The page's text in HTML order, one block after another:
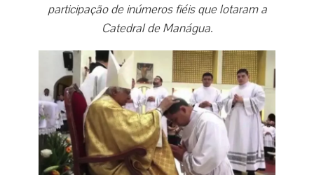
participação de inúmeros fiéis que lotaram a
Catedral de Manágua.